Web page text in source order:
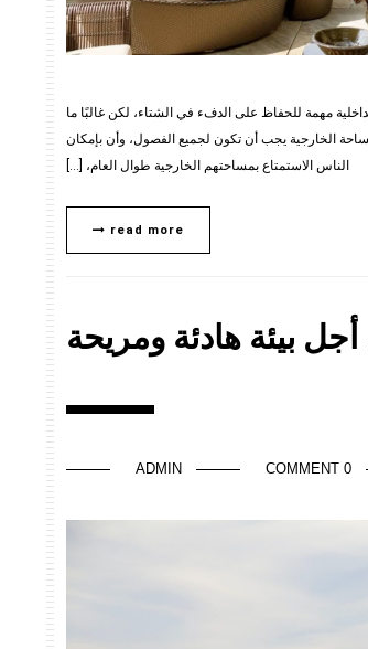
مهمة للحفاظ على الدفء في الشتاء، لكن غالبًا ما
الخارجية يجب أن تكون لجميع الفصول، وأن بإمكان
الناس الاستمتاع بمساحتهم الخارجية طوال العام، […]
read more
بيئة هادئة ومريحة
0 COMMENT
ADMIN